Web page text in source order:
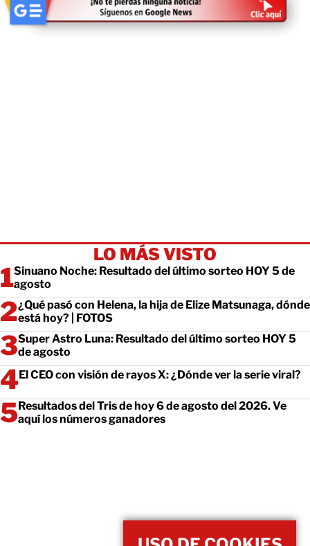
LO MÁS VISTO
Sinuano Noche: Resultado del último sorteo HOY 5 de
agosto
¿Qué pasó con Helena, la hija de Elize Matsunaga, dónde
está hoy? | FOTOS
Super Astro Luna: Resultado del último sorteo HOY 5
de agosto
El CEO con visión de rayos X: ¿Dónde ver la serie viral?
Resultados del Tris de hoy 6 de agosto del 2026. Ve
aquí los números ganadores